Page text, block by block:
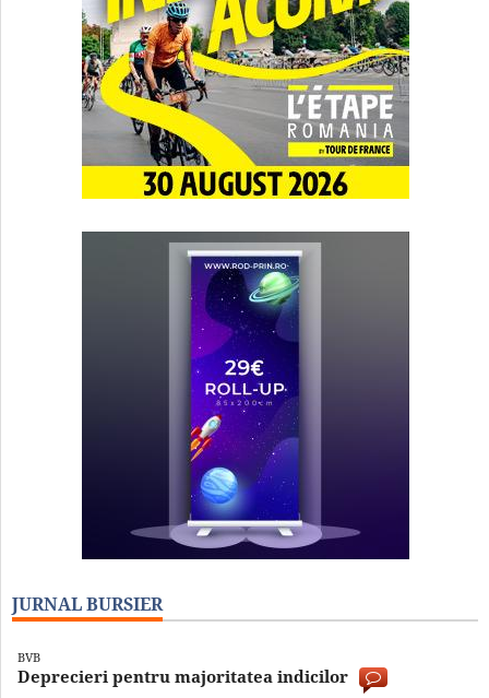
JURNAL BURSIER
BVB
Deprecieri pentru majoritatea indicilor